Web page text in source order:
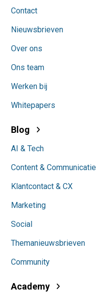
Contact
Nieuwsbrieven
Over ons
Ons team
Werken bij
Whitepapers
Blog
AI & Tech
Content & Communicatie
Klantcontact & CX
Marketing
Social
Themanieuwsbrieven
Community
Academy